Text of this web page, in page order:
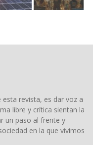
revista, es dar voz a
libre y crítica sientan la
un paso al frente y
en la que vivimos